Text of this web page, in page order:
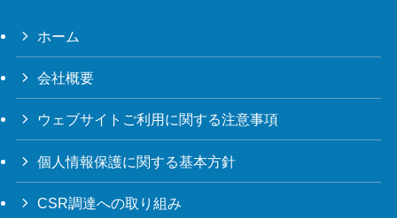
ホーム
会社概要
ウェブサイトご利用に関する注意事項
個人情報保護に関する基本方針
CSR調達への取り組み